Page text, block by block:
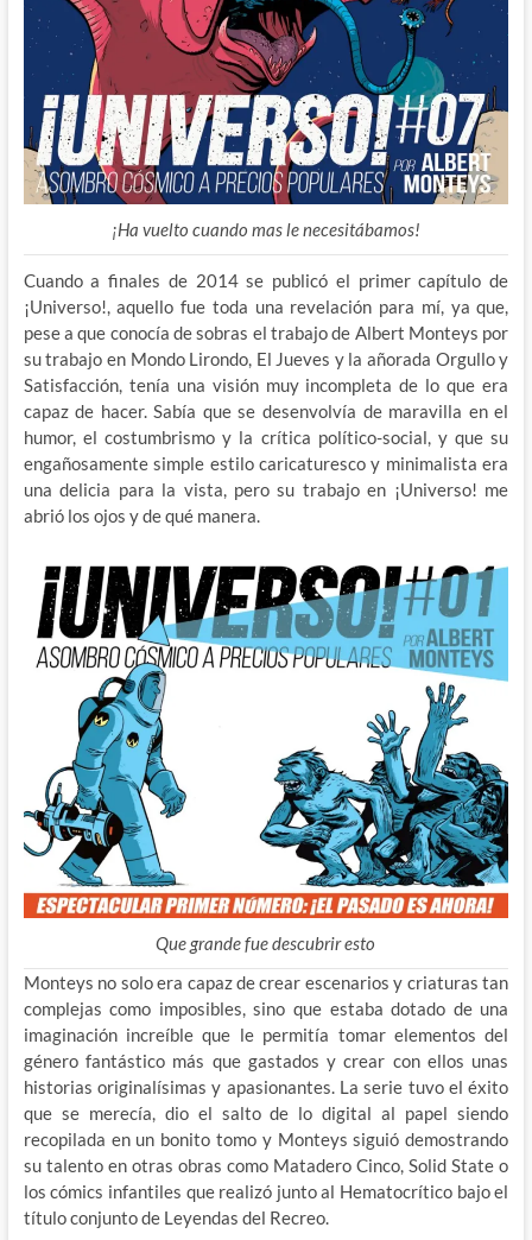
¡Ha vuelto cuando mas le necesitábamos!
Cuando a finales de 2014 se publicó el primer capítulo de
¡Universo!, aquello fue toda una revelación para mí, ya que,
pese a que conocía de sobras el trabajo de Albert Monteys por
su trabajo en Mondo Lirondo, El Jueves y la añorada Orgullo y
Satisfacción, tenía una visión muy incompleta de lo que era
capaz de hacer. Sabía que se desenvolvía de maravilla en el
humor, el costumbrismo y la crítica político-social, y que su
engañosamente simple estilo caricaturesco y minimalista era
una delicia para la vista, pero su trabajo en ¡Universo! me
abrió los ojos y de qué manera.
Que grande fue descubrir esto
Monteys no solo era capaz de crear escenarios y criaturas tan
complejas como imposibles, sino que estaba dotado de una
imaginación increíble que le permitía tomar elementos del
género fantástico más que gastados y crear con ellos unas
historias originalísimas y apasionantes. La serie tuvo el éxito
que se merecía, dio el salto de lo digital al papel siendo
recopilada en un bonito tomo y Monteys siguió demostrando
su talento en otras obras como Matadero Cinco, Solid State o
los cómics infantiles que realizó junto al Hematocrítico bajo el
título conjunto de Leyendas del Recreo.